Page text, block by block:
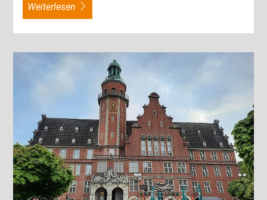
weiterlesen